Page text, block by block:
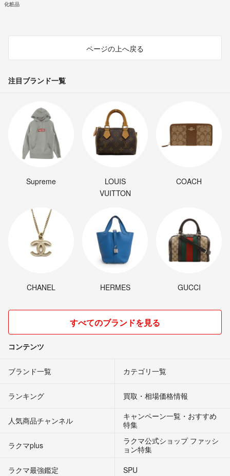
化粧品
ページの上へ戻る
注目ブランド一覧
Supreme
LOUIS
VUITTON
COACH
CHANEL HERMES GUCCI
すべてのブランドを見る
コンテンツ
ブランド一覧 カテゴリ一覧
ランキング 買取・相場価格情報
人気商品チャンネル
キャンペーン一覧・おすすめ
特集
ラクマplus
ラクマ公式ショップ ファッシ
ョン特集
ラクマ最強鑑定
SPU